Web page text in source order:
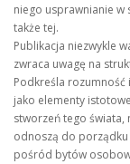
niego usprawnianie w
także tej.
Publikacja niezwykle
zwraca uwagę na
Podkreśla rozumność
jako elementy
stworzeń tego świata,
odnoszą do porządku
pośród bytów